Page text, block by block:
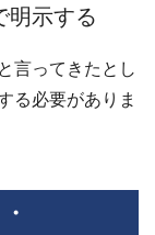
明示する
言ってきたとし
る必要がありま